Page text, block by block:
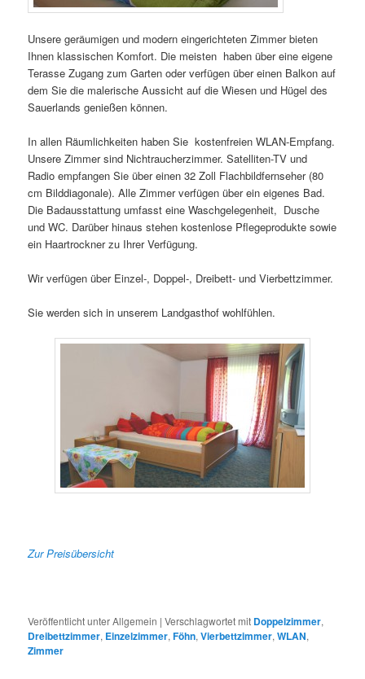
Unsere geräumigen und modern eingerichteten Zimmer bieten
Ihnen klassischen Komfort. Die meisten haben über eine eigene
Terasse Zugang zum Garten oder verfügen über einen Balkon auf
dem Sie die malerische Aussicht auf die Wiesen und Hügel des
Sauerlands genießen können.
In allen Räumlichkeiten haben Sie kostenfreien WLAN-Empfang.
Unsere Zimmer sind Nichtraucherzimmer. Satelliten-TV und
Radio empfangen Sie über einen 32 Zoll Flachbildfernseher (80
cm Bilddiagonale). Alle Zimmer verfügen über ein eigenes Bad.
Die Badausstattung umfasst eine Waschgelegenheit, Dusche
und WC. Darüber hinaus stehen kostenlose Pflegeprodukte sowie
ein Haartrockner zu Ihrer Verfügung.
Wir verfügen über Einzel-, Doppel-, Dreibett- und Vierbettzimmer.
Sie werden sich in unserem Landgasthof wohlfühlen.
Zur Preisübersicht
Veröffentlicht unterAllgemein |Verschlagwortet mit Doppelzimmer,
Dreibettzimmer, Einzelzimmer,Föhn,Vierbettzimmer,WLAN,
Zimmer